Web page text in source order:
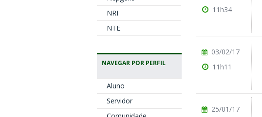
NRI
NTE
NAVEGAR POR PERFIL
Aluno
Servidor
11h34
03/02/17
11h11
25/01/17